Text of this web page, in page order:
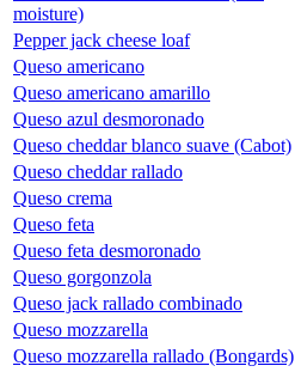
moisture)
Pepper jack cheese loaf
Queso americano
Queso americano amarillo
Queso azul desmoronado
Queso cheddar blanco suave (Cabot)
Queso cheddar rallado
Queso crema
Queso feta
Queso feta desmoronado
Queso gorgonzola
Queso jack rallado combinado
Queso mozzarella
Queso mozzarella rallado (Bongards)